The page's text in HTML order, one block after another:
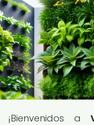
¡Bienvenidos a